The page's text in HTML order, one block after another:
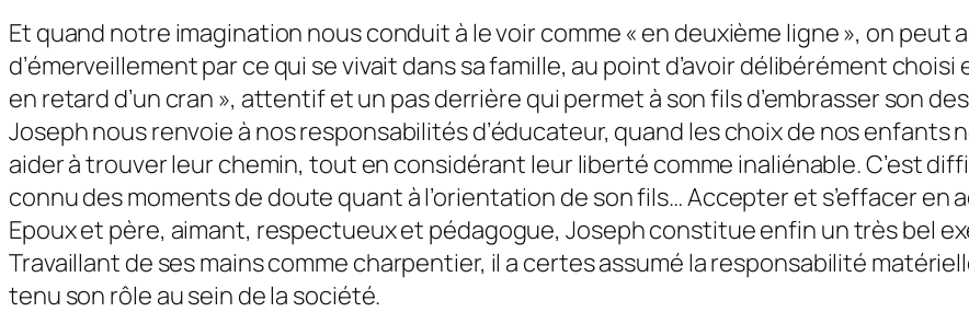
Et quand notre imagination nous conduit à le voir comme « en deuxième ligne », on peut
d’émerveillement par ce qui se vivait dans sa famille, au point d’avoir délibérément
en retard d’un cran », attentif et un pas derrière qui permet à son fils d’embrasser son
Joseph nous renvoie à nos responsabilités d’éducateur, quand les choix de nos enfants
aider à trouver leur chemin, tout en considérant leur liberté comme inaliénable. C’est
connu des moments de doute quant à l’orientation de son fils… Accepter et s’effacer en
Epoux et père, aimant, respectueux et pédagogue, Joseph constitue enfin un très bel
Travaillant de ses mains comme charpentier, il a certes assumé la responsabilité
tenu son rôle au sein de la société.